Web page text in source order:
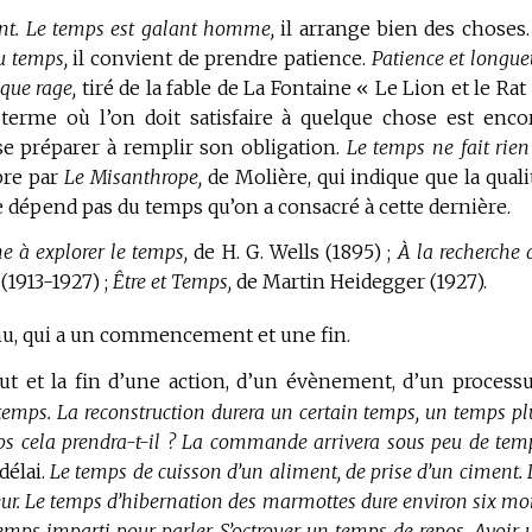
Le temps est galant homme, il arrange bien des choses.
temps, il convient de prendre patience. Patience et
rage, tiré de la fable de La Fontaine « Le Lion et le Rat
où l’on doit satisfaire à quelque chose est
préparer à remplir son obligation. Le temps ne fait
parLe Misanthrope,de Molière, qui indique que la
pas du temps qu’on a consacré à cette dernière.
à explorer le temps, de H. G. Wells (1895) ;À la recherche
1927) ; Être et Temps,de Martin Heidegger (1927).
qui a un commencement et une fin.
et la fin d’une action, d’un évènement, d’un
La reconstruction durera un certain temps, un temps
cela prendra-t-il ? La commande arrivera sous peu de
Le temps de cuisson d’un aliment, de prise d’un ciment.
Le temps d’hibernation des marmottes dure environ six